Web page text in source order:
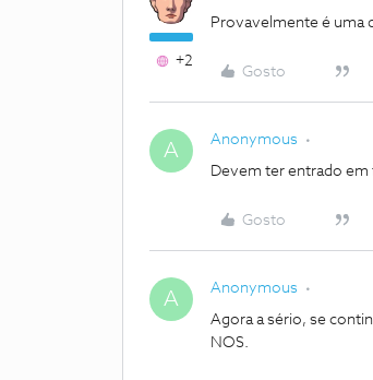
+2
Provavelmente é uma
Gosto
A Anonymous
Devem ter entrado em
Gosto
A Anonymous
Agora a sério, se
NOS.